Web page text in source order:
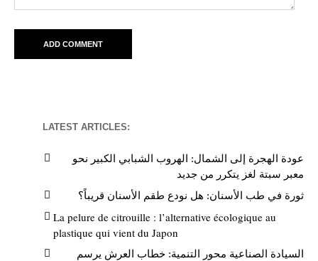
LATEST ARTICLES:
عودة الهجرة إلى الشمال: الهروب الشبابي الكبير نحو
معبر سبتة لغز يتكرر من جديد
ثورة في طب الأسنان: هل نودع طقم الأسنان قريباً؟
La pelure de citrouille : l’alternative écologique au
plastique qui vient du Japon
السيادة الصناعية محور التنمية: خطاب العرش يرسم